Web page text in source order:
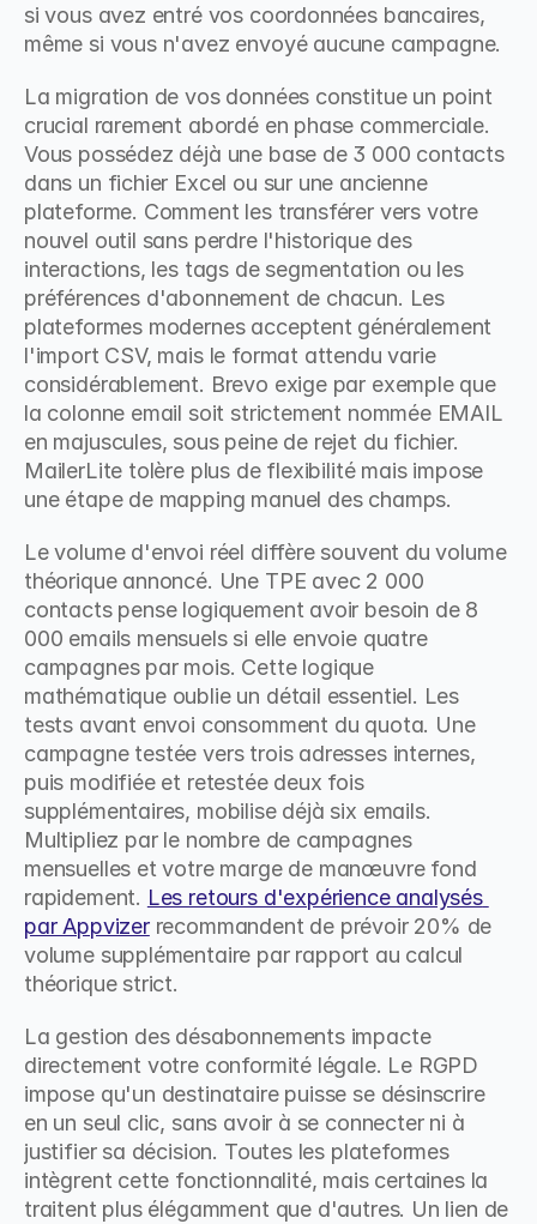
si vous avez entré vos coordonnées bancaires,
même si vous n'avez envoyé aucune campagne.
La migration de vos données constitue un point
crucial rarement abordé en phase commerciale.
Vous possédez déjà une base de 3 000 contacts
dans un fichier Excel ou sur une ancienne
plateforme. Comment les transférer vers votre
nouvel outil sans perdre l'historique des
interactions, les tags de segmentation ou les
préférences d'abonnement de chacun. Les
plateformes modernes acceptent généralement
l'import CSV, mais le format attendu varie
considérablement. Brevo exige par exemple que
la colonne email soit strictement nommée EMAIL
en majuscules, sous peine de rejet du fichier.
MailerLite tolère plus de flexibilité mais impose
une étape de mapping manuel des champs.
Le volume d'envoi réel diffère souvent du volume
théorique annoncé. Une TPE avec 2 000
contacts pense logiquement avoir besoin de 8
000 emails mensuels si elle envoie quatre
campagnes par mois. Cette logique
mathématique oublie un détail essentiel. Les
tests avant envoi consomment du quota. Une
campagne testée vers trois adresses internes,
puis modifiée et retestée deux fois
supplémentaires, mobilise déjà six emails.
Multipliez par le nombre de campagnes
mensuelles et votre marge de manœuvre fond
rapidement. Les retours d'expérience analysés
par Appvizer recommandent de prévoir 20% de
volume supplémentaire par rapport au calcul
théorique strict.
La gestion des désabonnements impacte
directement votre conformité légale. Le RGPD
impose qu'un destinataire puisse se désinscrire
en un seul clic, sans avoir à se connecter ni à
justifier sa décision. Toutes les plateformes
intègrent cette fonctionnalité, mais certaines la
traitent plus élégamment que d'autres. Un lien de